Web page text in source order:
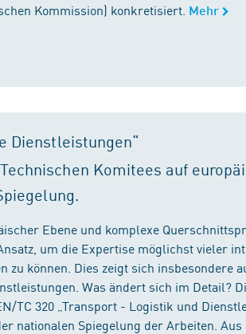
Kommission) konkretisiert. Mehr
Dienstleistungen“
Komitees auf
Ebene und komplexe
um die Expertise möglichst vieler
können. Dies zeigt sich insbesondere
Was ändert sich im Detail?
TC 320 „Transport - Logistik und
nationalen Spiegelung der Arbeiten.